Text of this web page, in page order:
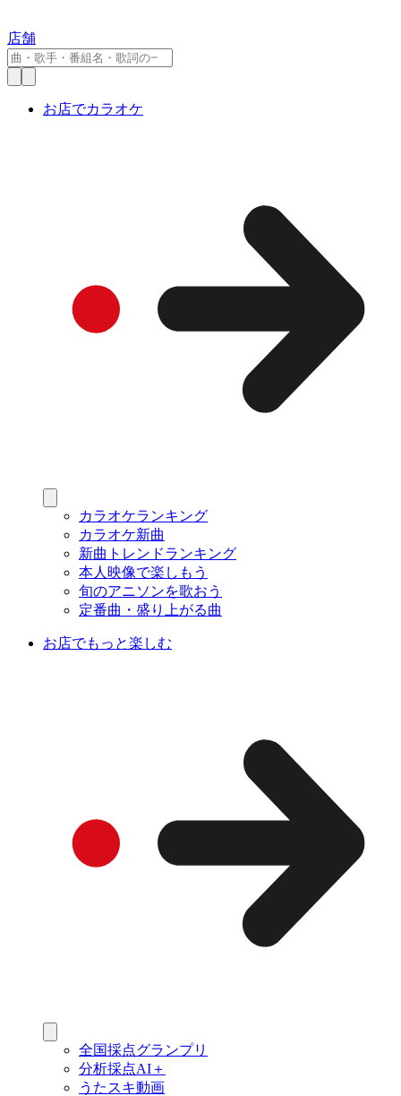
店舗
お店でカラオケ
カラオケランキング
カラオケ新曲
新曲トレンドランキング
本人映像で楽しもう
旬のアニソンを歌おう
定番曲・盛り上がる曲
お店でもっと楽しむ
全国採点グランプリ
分析採点AI＋
うたスキ動画